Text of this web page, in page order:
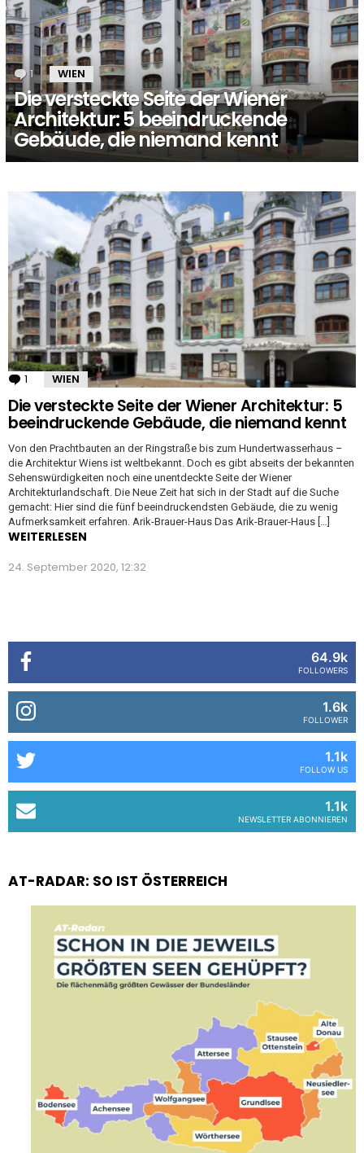
1 Kommentar
WIEN
Die versteckte Seite der Wiener
Architektur: 5 beeindruckende
Gebäude, die niemand kennt
MORE
STORIES
1 Kommentar
WIEN
Die versteckte Seite der Wiener Architektur: 5
beeindruckende Gebäude, die niemand kennt
Von den Prachtbauten an der Ringstraße bis zum Hundertwasserhaus –
die Architektur Wiens ist weltbekannt. Doch es gibt abseits der bekannten
Sehenswürdigkeiten noch eine unentdeckte Seite der Wiener
Architekturlandschaft. Die Neue Zeit hat sich in der Stadt auf die Suche
gemacht: Hier sind die fünf beeindruckendsten Gebäude, die zu wenig
Aufmerksamkeit erfahren. Arik-Brauer-Haus Das Arik-Brauer-Haus […]
WEITERLESEN
24. September 2020, 12:32
64.9k
FOLLOWERS
1.6k
FOLLOWER
1.1k
FOLLOW US
1.1k
NEWSLETTER ABONNIEREN
AT-RADAR: SO IST ÖSTERREICH